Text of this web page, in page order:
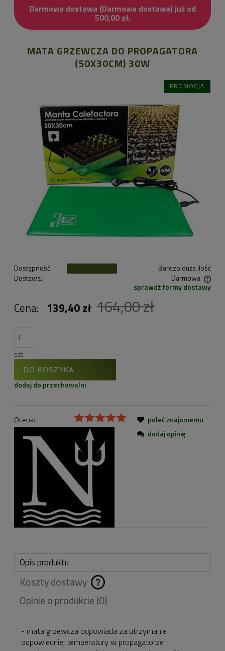
Darmowa dostawa (Darmowa dostawa) już od
500,00 zł.
MATA GRZEWCZA DO PROPAGATORA
(50X30CM) 30W
PROMOCJA
Dostępność:
Bardzo duża ilość
Dostawa:
Darmowa
Cena nie zawiera ewentualnych kosztów płatnościsprawdź formy dostawy
Cena: 139,40 zł 164,00 zł
szt.
DO KOSZYKA
dodaj do przechowalni
Ocena:
poleć znajomemu
dodaj opinię
Opis produktu
Koszty dostawy
Cena nie zawiera
ewentualnych kosztów
płatności
Opinie o produkcie (0)
- mata grzewcza odpowiada za utrzymanie
odpowiedniej temperatury w propagatorze